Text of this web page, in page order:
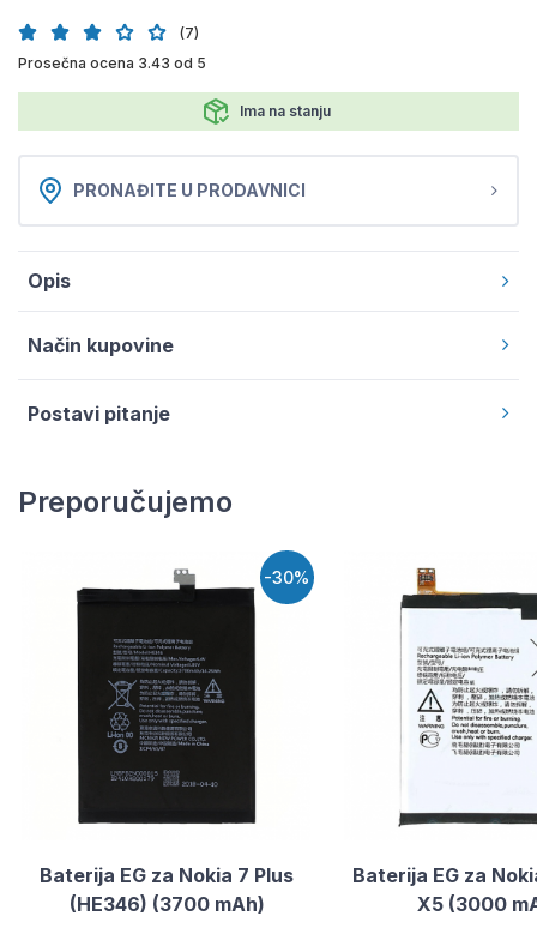
(7)
Prosečna ocena 3.43 od 5
Ima na stanju
PRONAĐITE U PRODAVNICI
Opis
Način kupovine
Postavi pitanje
Preporučujemo
-30%
Baterija EG za Nokia 7 Plus
(HE346) (3700 mAh)
Baterija EG za
X5 (3000